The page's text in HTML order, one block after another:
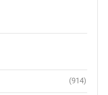
(914)